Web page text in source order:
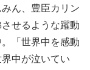
ん、豊臣カリン
せるような躍動
「世界中を感動
中が泣いてい